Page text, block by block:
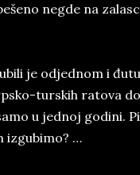
negde na
je odjednom i
turskih ratova
u jednoj godini.
izgubimo? …